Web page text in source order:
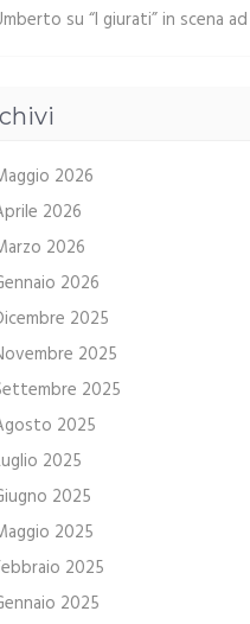
su “I giurati” in scena ad
2026
2026
2026
2026
2025
2025
2025
2025
2025
2025
2025
2025
2025